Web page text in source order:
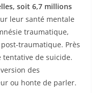
soit 6,7 millions
leur santé mentale
traumatique,
traumatique. Près
tentative de suicide.
des
ou honte de parler.